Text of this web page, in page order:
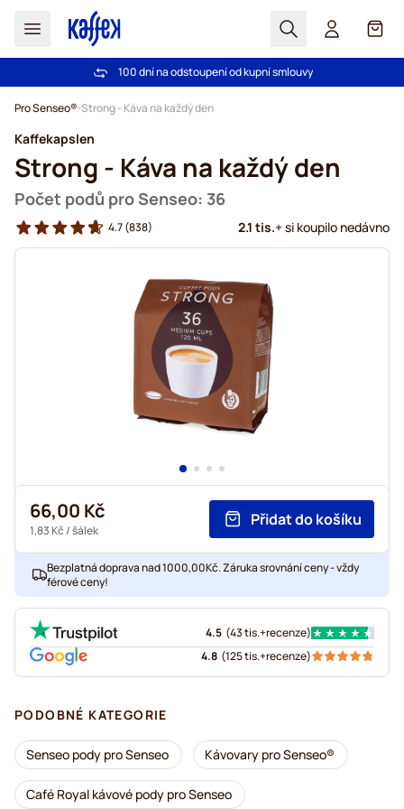
Hledat Košík
Bezplatná doprava nad 1000,00Kč
100 dní na odstoupení od kupní smlouvy
Pro Senseo® Strong - Káva na každý den
Kaffekapslen
Strong - Káva na každý den
Počet podů pro Senseo: 36
4.7(838) 2.1 tis.+ si koupilo nedávno
66,00 Kč
1,83 Kč / šálek
Přidat do košíku
Bezplatná doprava nad 1000,00Kč. Záruka srovnání ceny - vždy
férové ceny!
4.5 (43 tis.+recenze)
4.8 (125 tis.+recenze)
PODOBNÉ KATEGORIE
Senseo pody pro Senseo Kávovary pro Senseo®
Café Royal kávové pody pro Senseo